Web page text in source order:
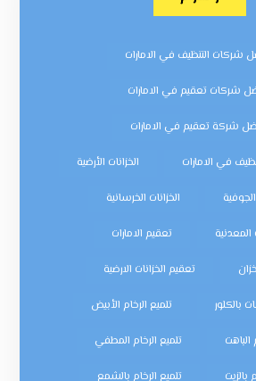
شركات التنظيف في الامارات
شركات تعقيم في الامارات
شركة تعقيم في الامارات
في الامارات الخزانات الأرضية
الخزانات الخرسانية
المعدنية تعقيم الامارات
تعقيم الخزانات الارضية
بالكلور تلميع الرخام الأبيض
الباهت تلميع الرخام المطفي
بالزيت تلميع الرخام بالشمع